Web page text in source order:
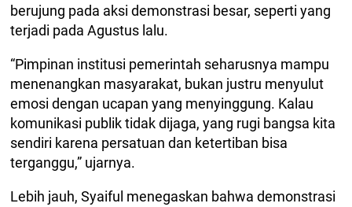
berujung pada aksi demonstrasi besar, seperti yang
terjadi pada Agustus lalu.
“Pimpinan institusi pemerintah seharusnya mampu
menenangkan masyarakat, bukan justru menyulut
emosi dengan ucapan yang menyinggung. Kalau
komunikasi publik tidak dijaga, yang rugi bangsa kita
sendiri karena persatuan dan ketertiban bisa
terganggu,” ujarnya.
Lebih jauh, Syaiful menegaskan bahwa demonstrasi